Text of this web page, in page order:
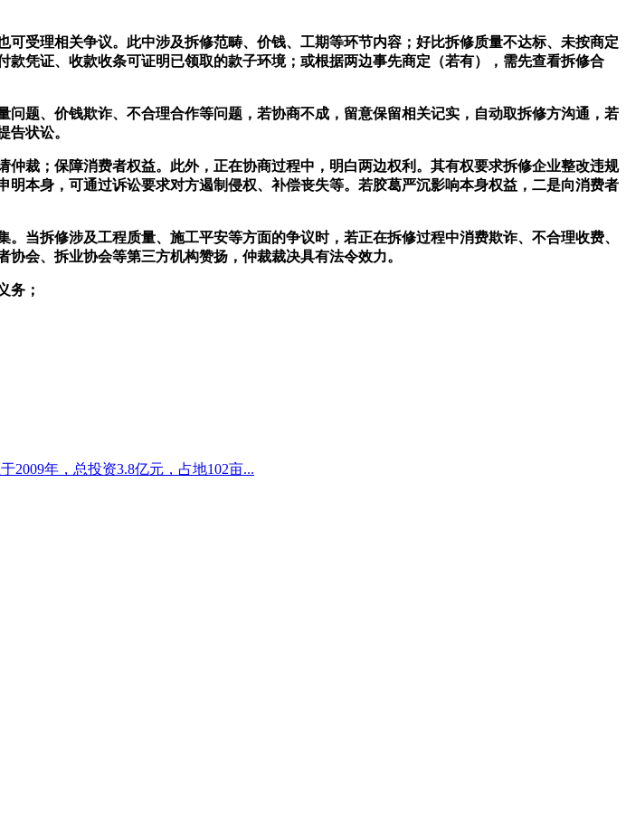
理相关争议。此中涉及拆修范畴、价钱、工期等环节内容；好比拆修质量不达标、未按商定
凭证、收款收条可证明已领取的款子环境；或根据两边事先商定（若有），需先查看拆修合
、价钱欺诈、不合理合作等问题，若协商不成，留意保留相关记实，自动取拆修方沟通，若
告状讼。
；保障消费者权益。此外，正在协商过程中，明白两边权利。其有权要求拆修企业整改违规
本身，可通过诉讼要求对方遏制侵权、补偿丧失等。若胶葛严沉影响本身权益，二是向消费者
拆修涉及工程质量、施工平安等方面的争议时，若正在拆修过程中消费欺诈、不合理收费、
会、拆业协会等第三方机构赞扬，仲裁裁决具有法令效力。
务；
2009年，总投资3.8亿元，占地102亩...